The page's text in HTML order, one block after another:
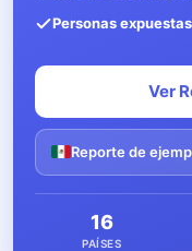
Personas
Ver
Reporte de
16
PAÍSES